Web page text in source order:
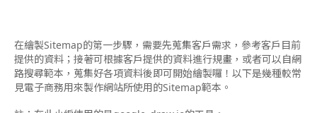
在繪製Sitemap的第一步驟，需要先蒐集客戶需求，參考客戶目前
提供的資料；接著可根據客戶提供的資料進行規畫，或者可以自網
路搜尋範本，蒐集好各項資料後即可開始繪製囉！ 以下是幾種較常
見電子商務用來製作網站所使用的Sitemap範本。